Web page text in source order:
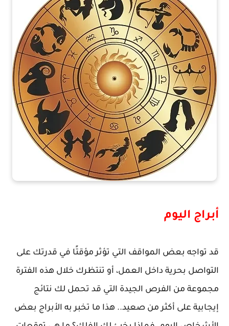
أبراج اليوم
قد تواجه بعض المواقف التي تؤثر مؤقتًا في قدرتك على
التواصل بحرية داخل العمل، أو تنتظرك خلال هذه الفترة
مجموعة من الفرص الجيدة التي قد تحمل لك نتائج
إيجابية على أكثر من صعيد.. هذا ما تخبر به الأبراج بعض